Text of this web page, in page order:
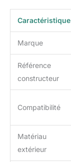
Caractéristique
Marque
Référence
constructeur
Compatibilité
Matériau
extérieur